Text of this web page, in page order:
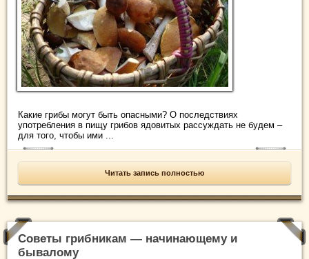
Какие грибы могут быть опасными? О последствиях
употребления в пищу грибов ядовитых рассуждать не будем –
для того, чтобы ими ...
Читать запись полностью
Советы грибникам — начинающему и
бывалому